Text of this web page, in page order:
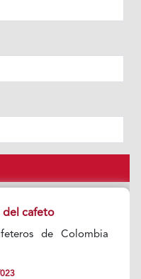
del cafeto
de Colombia